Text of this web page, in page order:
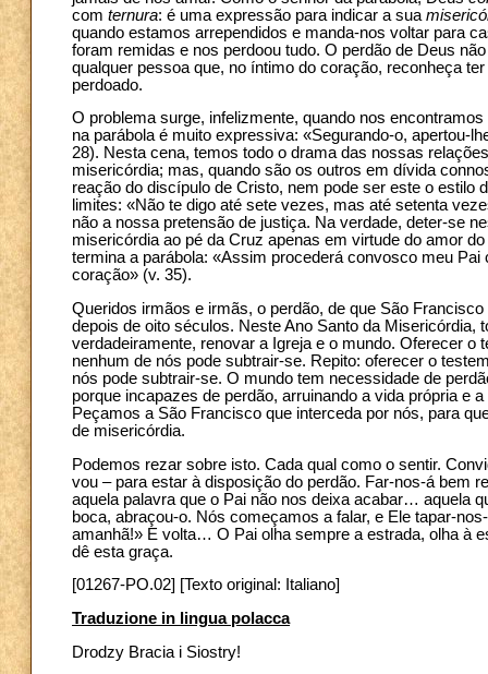
com ternura: é uma expressão para indicar a sua
quando estamos arrependidos e manda-nos voltar para
foram remidas e nos perdoou tudo. O perdão de Deus
qualquer pessoa que, no íntimo do coração, reconheça
perdoado.
O problema surge, infelizmente, quando nos
na parábola é muito expressiva: «Segurando-o, apertou-
28). Nesta cena, temos todo o drama das nossas
misericórdia; mas, quando são os outros em dívida
reação do discípulo de Cristo, nem pode ser este o
limites: «Não te digo até sete vezes, mas até setenta
não a nossa pretensão de justiça. Na verdade, deter-se
misericórdia ao pé da Cruz apenas em virtude do amor
termina a parábola: «Assim procederá convosco meu
coração» (v. 35).
Queridos irmãos e irmãs, o perdão, de que São
depois de oito séculos. Neste Ano Santo da
verdadeiramente, renovar a Igreja e o mundo. Oferecer
nenhum de nós pode subtrair-se. Repito: oferecer o
nós pode subtrair-se. O mundo tem necessidade de
porque incapazes de perdão, arruinando a vida própria e
Peçamos a São Francisco que interceda por nós, para
de misericórdia.
Podemos rezar sobre isto. Cada qual como o sentir.
vou – para estar à disposição do perdão. Far-nos-á bem
aquela palavra que o Pai não nos deixa acabar… aquela
boca, abraçou-o. Nós começamos a falar, e Ele tapar-
amanhã!» E volta… O Pai olha sempre a estrada, olha à
dê esta graça.
[01267-PO.02] [Texto original: Italiano]
Traduzione in lingua polacca
Drodzy Bracia i Siostry!